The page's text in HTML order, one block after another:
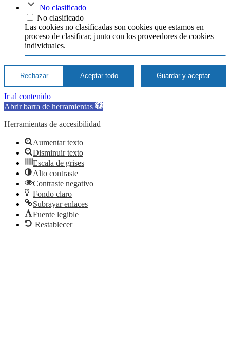
No clasificado
No clasificado
Las cookies no clasificadas son cookies que estamos en
proceso de clasificar, junto con los proveedores de cookies
individuales.
Rechazar Aceptar todo Guardar y aceptar
Ir al contenido
Abrir barra de herramientas
Herramientas de accesibilidad
Aumentar texto
Disminuir texto
Escala de grises
Alto contraste
Contraste negativo
Fondo claro
Subrayar enlaces
Fuente legible
Restablecer